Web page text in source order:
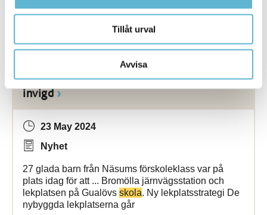
Tillåt urval
Avvisa
[Arkiverad] Lekplatsen på Öllers backe är
invigd
23 May 2024
Nyhet
27 glada barn från Näsums förskoleklass var på
plats idag för att ... Bromölla järnvägsstation och
lekplatsen på Gualövs skola. Ny lekplatsstrategi De
nybyggda lekplatserna går